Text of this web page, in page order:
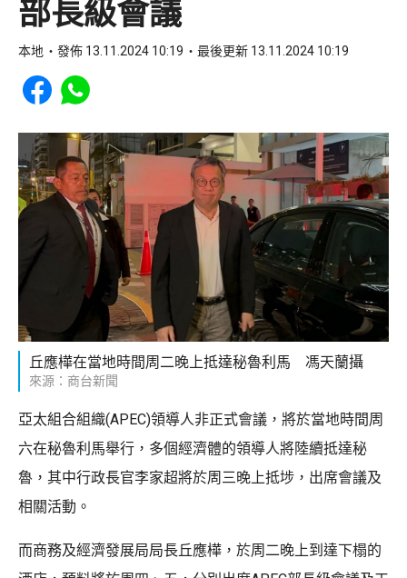
部長級會議
本地 發佈 13.11.2024 10:19 最後更新 13.11.2024 10:19
Share to Facebook
Share to WhatsApp
丘應樺在當地時間周二晚上抵達秘魯利馬 馮天蘭攝
來源：商台新聞
亞太組合組織(APEC)領導人非正式會議，將於當地時間周
六在秘魯利馬舉行，多個經濟體的領導人將陸續抵達秘
魯，其中行政長官李家超將於周三晚上抵埗，出席會議及
相關活動。
而商務及經濟發展局局長丘應樺，於周二晚上到達下榻的